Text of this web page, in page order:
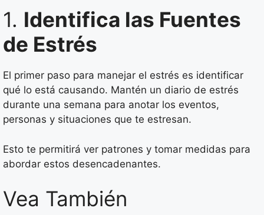
1. Identifica las Fuentes
de Estrés
El primer paso para manejar el estrés es identificar
qué lo está causando. Mantén un diario de estrés
durante una semana para anotar los eventos,
personas y situaciones que te estresan.
Esto te permitirá ver patrones y tomar medidas para
abordar estos desencadenantes.
Vea También